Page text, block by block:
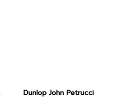
Dunlop John Petrucci